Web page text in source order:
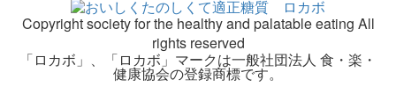
Copyright society for the healthy and palatable eating All
rights reserved
「ロカボ」、「ロカボ」マークは一般社団法人 食・楽・
健康協会の登録商標です。